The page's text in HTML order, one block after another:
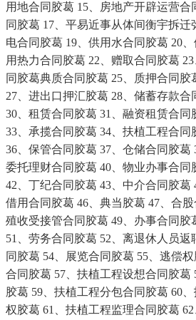
用地合同胶葛 15、房地产开辟运营合
同胶葛 17、平易近事从体间衡宇拆迁
电合同胶葛 19、供用水合同胶葛 20
用热力合同胶葛 22、赠取合同胶葛
同胶葛典质合同胶葛 25、质押合同胶
27、进出口押汇胶葛 28、储蓄存款
30、租赁合同胶葛 31、融资租赁合同
33、承揽合同胶葛 34、扶植工程合同
36、保管合同胶葛 37、仓储合同胶葛
委托理财合同胶葛 40、物业办事合同
42、丁纪合同胶葛 43、中介合同胶葛
借用合同胶葛 46、典当胶葛 47、合
殖收受接管合同胶葛 49、办事合同胶
51、劳务合同胶葛 52、离退休人员返
同胶葛 54、展览合同胶葛 55、逃偿
合同胶葛 57、扶植工程设想合同胶葛
胶葛 59、扶植工程分包合同胶葛 60
权胶葛 61、扶植工程监理合同胶葛